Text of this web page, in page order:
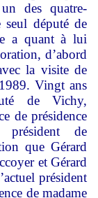
des quatre-
député de
a quant à lui
d’abord
la visite de
Vingt ans
de Vichy,
de présidence
de
que Gérard
et Gérard
président
de madame